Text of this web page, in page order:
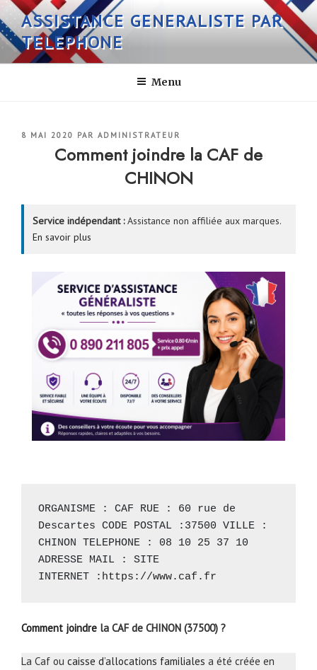
Aller
au
contenu
principal
ASSISTANCE GENERALISTE PAR
TELEPHONE
Menu
PUBLIÉ
8 MAI 2020 PAR ADMINISTRATEUR
Comment joindre la CAF de
CHINON
Service indépendant :Assistance non affiliée aux marques.
En savoir plus
ORGANISME : CAF RUE : 60 rue de
Descartes CODE POSTAL :37500 VILLE :
CHINON TELEPHONE : 08 10 25 37 10
ADRESSE MAIL : SITE
INTERNET : https://www.caf.fr
Comment joindre la CAF de CHINON (37500) ?
La Caf ou caisse d’allocations familiales a été créée en